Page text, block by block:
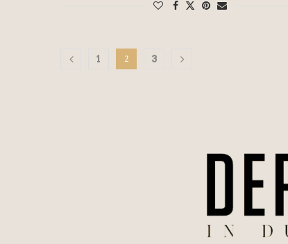
1 2 3